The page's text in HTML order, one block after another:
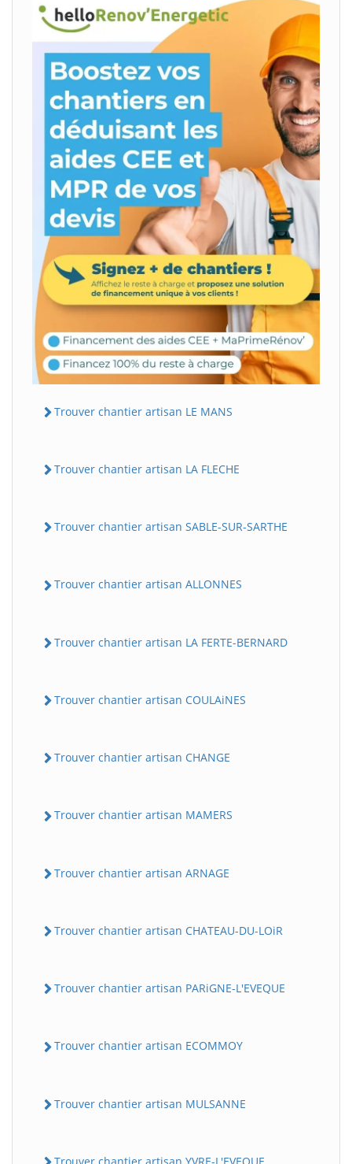
Trouver chantier artisan LE MANS
Trouver chantier artisan LA FLECHE
Trouver chantier artisan SABLE-SUR-SARTHE
Trouver chantier artisan ALLONNES
Trouver chantier artisan LA FERTE-BERNARD
Trouver chantier artisan COULAiNES
Trouver chantier artisan CHANGE
Trouver chantier artisan MAMERS
Trouver chantier artisan ARNAGE
Trouver chantier artisan CHATEAU-DU-LOiR
Trouver chantier artisan PARiGNE-L'EVEQUE
Trouver chantier artisan ECOMMOY
Trouver chantier artisan MULSANNE